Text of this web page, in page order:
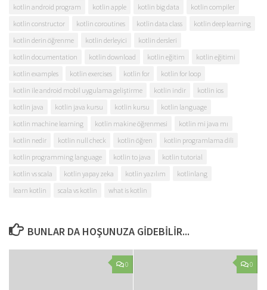
kotlin android program
kotlin apple kotlin big data
kotlin compiler
kotlin constructor
kotlin coroutines kotlin data class
kotlin deep learning
kotlin derin öğrenme
kotlin derleyici
kotlin dersleri
kotlin documentation
kotlin download kotlin eğitim
kotlin eğitimi
kotlin examples
kotlin exercises kotlin for
kotlin for loop
kotlin ile android mobil uygulama geliştirme
kotlin indir
kotlin ios
kotlin java
kotlin java kursu kotlin kursu
kotlin language
kotlin machine learning
kotlin makine öğrenmesi
kotlin mi java mı
kotlin nedir
kotlin null check kotlin öğren
kotlin programlama dili
kotlin programming language
kotlin to java
kotlin tutorial
kotlin vs scala
kotlin yapay zeka kotlin yazılım
kotlinlang
learn kotlin
scala vs kotlin what is kotlin
BUNLAR DA HOŞUNUZA GIDEBILIR...
0 0